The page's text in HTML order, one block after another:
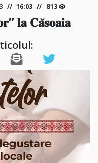
16:03 813
𝐥𝐚 𝐂𝐚̆𝐬𝐨𝐚𝐢𝐚